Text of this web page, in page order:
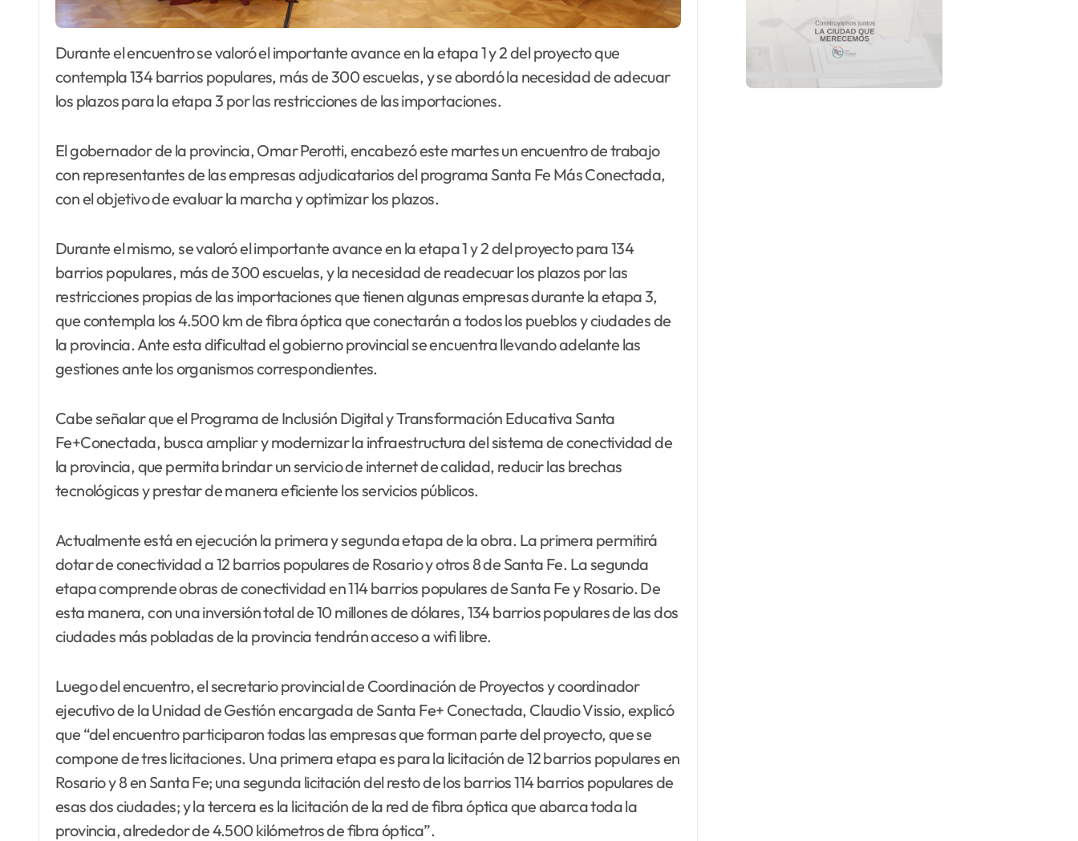
Durante el encuentro se valoró el importante avance en la etapa 1 y 2 del proyecto que
contempla 134 barrios populares, más de 300 escuelas, y se abordó la necesidad de adecuar
los plazos para la etapa 3 por las restricciones de las importaciones.
El gobernador de la provincia, Omar Perotti, encabezó este martes un encuentro de trabajo
con representantes de las empresas adjudicatarios del programa Santa Fe Más Conectada,
con el objetivo de evaluar la marcha y optimizar los plazos.
Durante el mismo, se valoró el importante avance en la etapa 1 y 2 del proyecto para 134
barrios populares, más de 300 escuelas, y la necesidad de readecuar los plazos por las
restricciones propias de las importaciones que tienen algunas empresas durante la etapa 3,
que contempla los 4.500 km de fibra óptica que conectarán a todos los pueblos y ciudades de
la provincia. Ante esta dificultad el gobierno provincial se encuentra llevando adelante las
gestiones ante los organismos correspondientes.
Cabe señalar que el Programa de Inclusión Digital y Transformación Educativa Santa
Fe+Conectada, busca ampliar y modernizar la infraestructura del sistema de conectividad de
la provincia, que permita brindar un servicio de internet de calidad, reducir las brechas
tecnológicas y prestar de manera eficiente los servicios públicos.
Actualmente está en ejecución la primera y segunda etapa de la obra. La primera permitirá
dotar de conectividad a 12 barrios populares de Rosario y otros 8 de Santa Fe. La segunda
etapa comprende obras de conectividad en 114 barrios populares de Santa Fe y Rosario. De
esta manera, con una inversión total de 10 millones de dólares, 134 barrios populares de las dos
ciudades más pobladas de la provincia tendrán acceso a wifi libre.
Luego del encuentro, el secretario provincial de Coordinación de Proyectos y coordinador
ejecutivo de la Unidad de Gestión encargada de Santa Fe+ Conectada, Claudio Vissio, explicó
que “del encuentro participaron todas las empresas que forman parte del proyecto, que se
compone de tres licitaciones. Una primera etapa es para la licitación de 12 barrios populares en
Rosario y 8 en Santa Fe; una segunda licitación del resto de los barrios 114 barrios populares de
esas dos ciudades; y la tercera es la licitación de la red de fibra óptica que abarca toda la
provincia, alrededor de 4.500 kilómetros de fibra óptica”.